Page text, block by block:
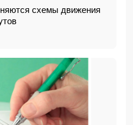
схемы движения